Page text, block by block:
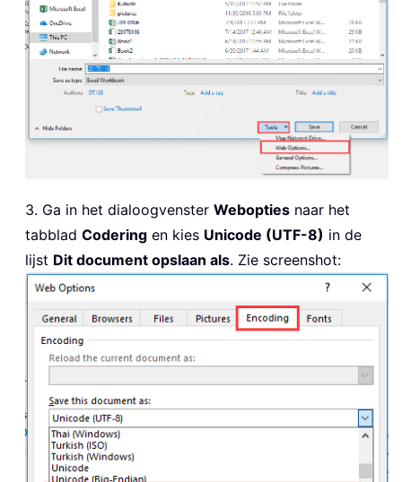
3. Ga in het dialoogvenster Webopties naar het
tabblad Codering en kies Unicode (UTF-8) in de
lijst Dit document opslaan als. Zie screenshot: